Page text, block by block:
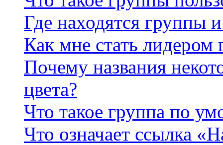
Где находятся группы
Как мне стать лидером
Почему названия
цвета?
Что такое группа по
Что означает ссылка